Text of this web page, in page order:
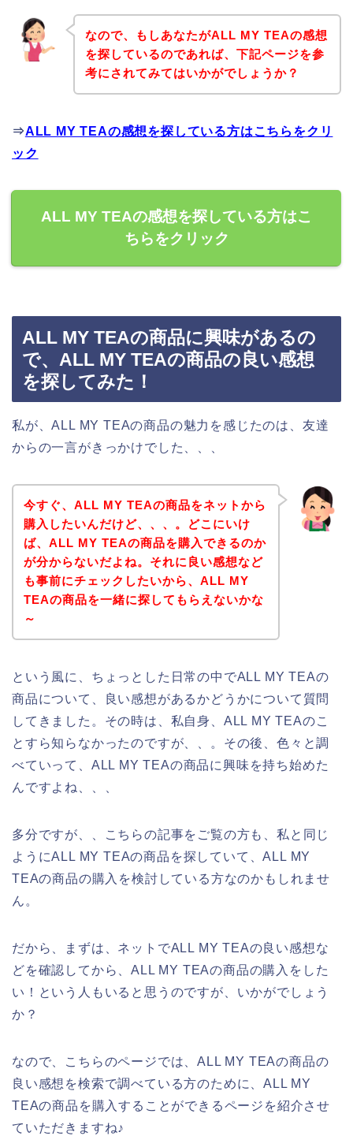
なので、もしあなたがALL MY TEAの感想
を探しているのであれば、下記ページを参
考にされてみてはいかがでしょうか？
⇒ALL MY TEAの感想を探している方はこちらをクリ
ック
ALL MY TEAの感想を探している方はこ
ちらをクリック
ALL MY TEAの商品に興味があるの
で、ALL MY TEAの商品の良い感想
を探してみた！
私が、ALL MY TEAの商品の魅力を感じたのは、友達
からの一言がきっかけでした、、、
今すぐ、ALL MY TEAの商品をネットから
購入したいんだけど、、、。どこにいけ
ば、ALL MY TEAの商品を購入できるのか
が分からないだよね。それに良い感想など
も事前にチェックしたいから、ALL MY
TEAの商品を一緒に探してもらえないかな
～
という風に、ちょっとした日常の中でALL MY TEAの
商品について、良い感想があるかどうかについて質問
してきました。その時は、私自身、ALL MY TEAのこ
とすら知らなかったのですが、、。その後、色々と調
べていって、ALL MY TEAの商品に興味を持ち始めた
んですよね、、、
多分ですが、、こちらの記事をご覧の方も、私と同じ
ようにALL MY TEAの商品を探していて、ALL MY
TEAの商品の購入を検討している方なのかもしれませ
ん。
だから、まずは、ネットでALL MY TEAの良い感想な
どを確認してから、ALL MY TEAの商品の購入をした
い！という人もいると思うのですが、いかがでしょう
か？
なので、こちらのページでは、ALL MY TEAの商品の
良い感想を検索で調べている方のために、ALL MY
TEAの商品を購入することができるページを紹介させ
ていただきますね♪